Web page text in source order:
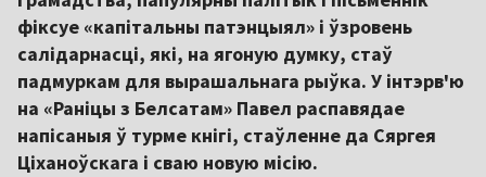
фіксуе «капітальны патэнцыял» і ўзровень
салідарнасці, які, на ягоную думку, стаў
падмуркам для вырашальнага рыўка. У інтэрв'ю
на «Раніцы з Белсатам» Павел распавядае
напісаныя ў турме кнігі, стаўленне да Сяргея
Ціханоўскага і сваю новую місію.